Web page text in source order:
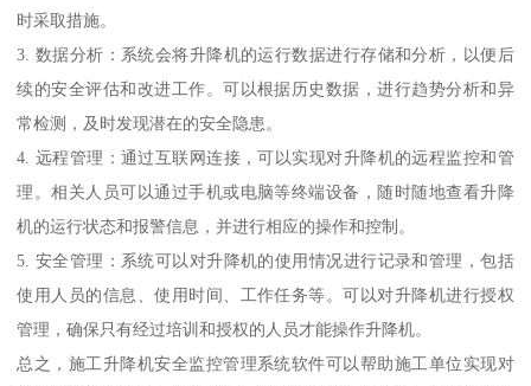
时采取措施。
3. 数据分析：系统会将升降机的运行数据进行存储和分析，以便后
续的安全评估和改进工作。可以根据历史数据，进行趋势分析和异
常检测，及时发现潜在的安全隐患。
4. 远程管理：通过互联网连接，可以实现对升降机的远程监控和管
理。相关人员可以通过手机或电脑等终端设备，随时随地查看升降
机的运行状态和报警信息，并进行相应的操作和控制。
5. 安全管理：系统可以对升降机的使用情况进行记录和管理，包括
使用人员的信息、使用时间、工作任务等。可以对升降机进行授权
管理，确保只有经过培训和授权的人员才能操作升降机。
总之，施工升降机安全监控管理系统软件可以帮助施工单位实现对